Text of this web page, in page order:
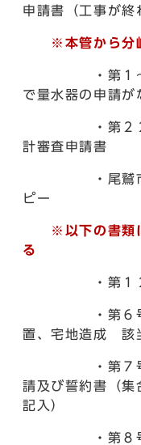
申請書（工事が終
※本管から分
・第１～第
で量水器の申請が
・第２２号
計審査申請書
・尾鷲市建
ピー
※以下の書類
る
・第１２号
・第６号様
置、宅地造成 該
・第７号様
請及び誓約書（
記入）
・第８号様